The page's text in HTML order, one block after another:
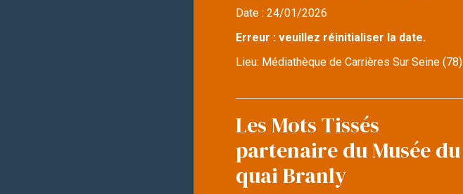
Date :24/01/2026
Erreur : veuillez réinitialiser la date.
Lieu: Médiathèque de Carrières Sur Seine (78)
Les Mots Tissés
partenaire du Musée du
quai Branly